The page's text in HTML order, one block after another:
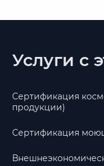
Услуги с
Сертификация
продукции)
Сертификация